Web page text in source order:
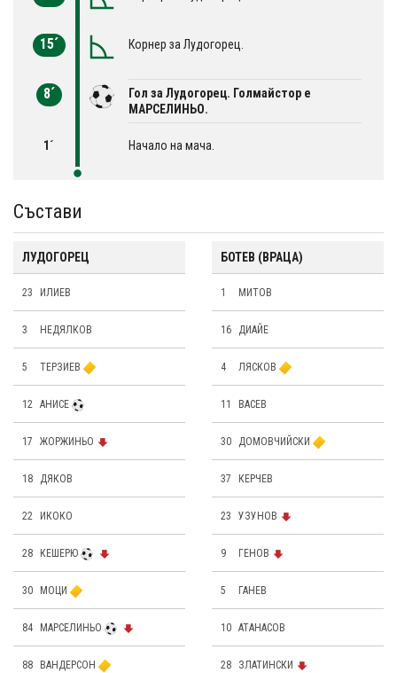
15´ Корнер за Лудогорец.
8´
Гол за Лудогорец. Голмайстор е
МАРСЕЛИНЬО.
1´ Начало на мача.
Състави
ЛУДОГОРЕЦ
23 ИЛИЕВ
3 НЕДЯЛКОВ
5 ТЕРЗИЕВ
12 АНИСЕ
17 ЖОРЖИНЬО
18 ДЯКОВ
22 ИКОКО
28 КЕШЕРЮ
30 МОЦИ
84 МАРСЕЛИНЬО
88 ВАНДЕРСОН
БОТЕВ (ВРАЦА)
1 МИТОВ
16 ДИАЙЕ
4 ЛЯСКОВ
11 ВАСЕВ
30 ДОМОВЧИЙСКИ
37 КЕРЧЕВ
23 УЗУНОВ
9 ГЕНОВ
5 ГАНЕВ
10 АТАНАСОВ
28 ЗЛАТИНСКИ